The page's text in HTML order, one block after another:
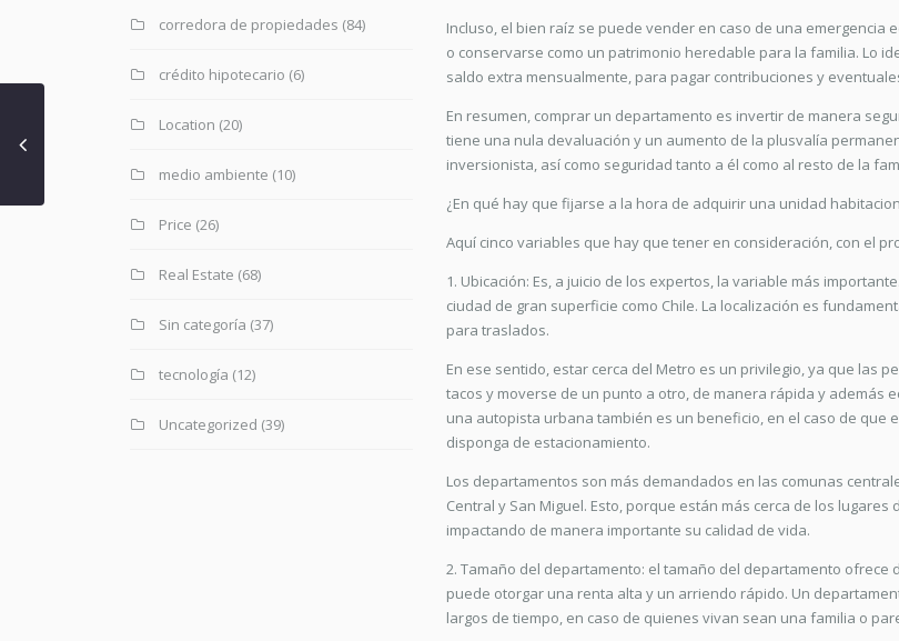
Incluso, el bien raíz se puede vender en caso de una
o conservarse como un patrimonio heredable para la familia. Lo
saldo extra mensualmente, para pagar contribuciones y
En resumen, comprar un departamento es invertir de manera
tiene una nula devaluación y un aumento de la plusvalía
inversionista, así como seguridad tanto a él como al resto de la
¿En qué hay que fijarse a la hora de adquirir una unidad
Aquí cinco variables que hay que tener en consideración, con el
1. Ubicación: Es, a juicio de los expertos, la variable más
ciudad de gran superficie como Chile. La localización es
para traslados.
En ese sentido, estar cerca del Metro es un privilegio, ya que las
tacos y moverse de un punto a otro, de manera rápida y además
una autopista urbana también es un beneficio, en el caso de
disponga de estacionamiento.
Los departamentos son más demandados en las comunas
Central y San Miguel. Esto, porque están más cerca de los
impactando de manera importante su calidad de vida.
2. Tamaño del departamento: el tamaño del departamento
puede otorgar una renta alta y un arriendo rápido. Un
largos de tiempo, en caso de quienes vivan sean una familia o
corredora de propiedades (84)
crédito hipotecario (6)
Location (20)
medio ambiente (10)
Price (26)
Real Estate (68)
Sin categoría (37)
tecnología (12)
Uncategorized (39)